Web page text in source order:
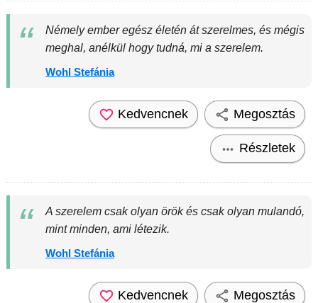
Némely ember egész életén át szerelmes, és mégis
meghal, anélkül hogy tudná, mi a szerelem.
Wohl Stefánia
Kedvencnek Megosztás
Részletek
A szerelem csak olyan örök és csak olyan mulandó,
mint minden, ami létezik.
Wohl Stefánia
Kedvencnek Megosztás